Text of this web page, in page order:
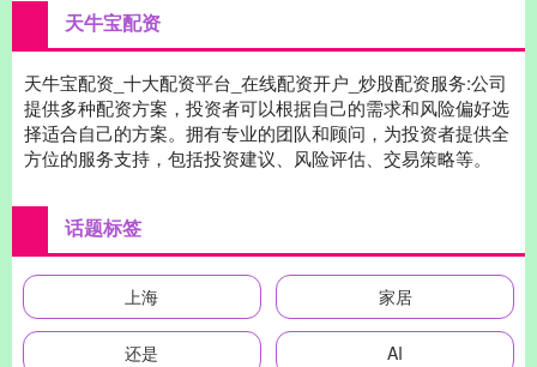
天牛宝配资
天牛宝配资_十大配资平台_在线配资开户_炒股配资服务:公司
提供多种配资方案，投资者可以根据自己的需求和风险偏好选
择适合自己的方案。拥有专业的团队和顾问，为投资者提供全
方位的服务支持，包括投资建议、风险评估、交易策略等。
话题标签
上海 家居
还是 AI